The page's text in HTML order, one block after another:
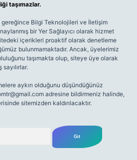
taşımazlar.
gereğince Bilgi Teknolojileri ve İletişim
bir Yer Sağlayıcı olarak hizmet
içerikleri proaktif olarak denetleme
bulunmamaktadır. Ancak, üyelerimiz
taşımakta olup, siteye üye olarak
aykırı olduğunu düşündüğünüz
adresine bildirmeniz halinde,
sitemizden kaldırılacaktır.